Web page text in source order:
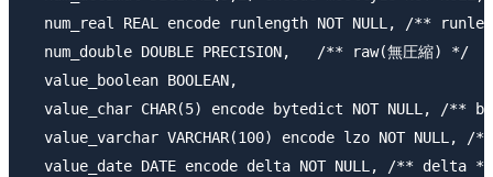
num_real REAL encode runlength NOT NULL, /**
  num_double DOUBLE PRECISION,   /** raw(無圧縮) */
  value_boolean BOOLEAN,
value_char CHAR(5) encode bytedict NOT NULL, /**
value_varchar VARCHAR(100) encode lzo NOT NULL, /
  value_date DATE encode delta NOT NULL, /** delta */